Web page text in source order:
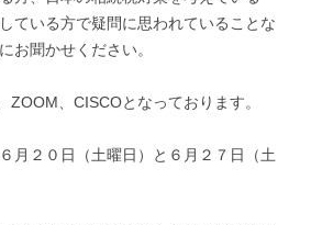
ている方で疑問に思われていることな
お聞かせください。
ZOOM、CISCOとなっております。
月２０日（土曜日）と６月２７日（土